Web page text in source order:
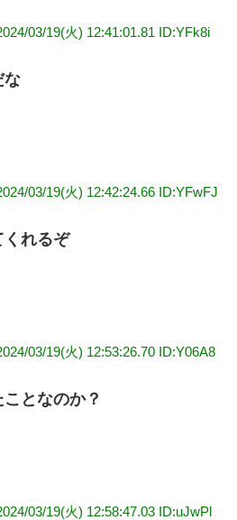
03/19(火) 12:41:01.81 ID:YFk8i
な
03/19(火) 12:42:24.66 ID:YFwFJ
くれるぞ
03/19(火) 12:53:26.70 ID:Y06A8
となのか？
03/19(火) 12:58:47.03 ID:uJwPl